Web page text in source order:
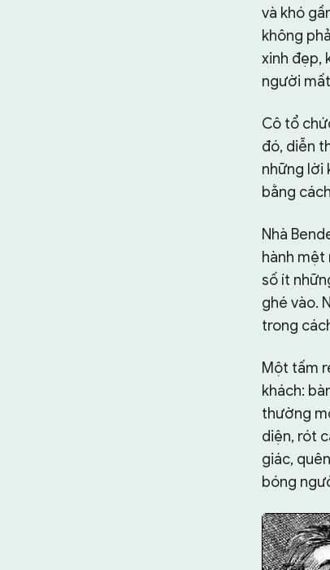
và khó
không
xinh đẹp,
người
Cô tổ
đó, diễn
những lời
bằng
Nhà
hành
số ít
ghé vào.
trong
Một tấm
khách:
thường
diện, rót
giác,
bóng